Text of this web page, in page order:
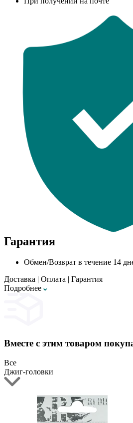
Гарантия
Обмен/Возврат в течение 14
Доставка | Оплата | Гарантия
Подробнее
Вместе с этим товаром
Все
Джиг-головки